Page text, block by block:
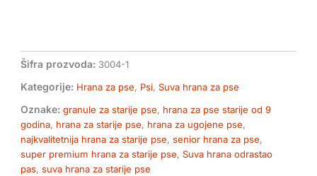
Šifra prozvoda: 3004-1
Kategorije: Hrana za pse, Psi,Suva hrana za pse
Oznake: granule za starije pse, hrana za pse starije od 9
godina, hrana za starije pse, hrana za ugojene pse,
najkvalitetnija hrana za starije pse,senior hrana za pse,
super premium hrana za starije pse,Suva hrana odrastao
pas,suva hrana za starije pse